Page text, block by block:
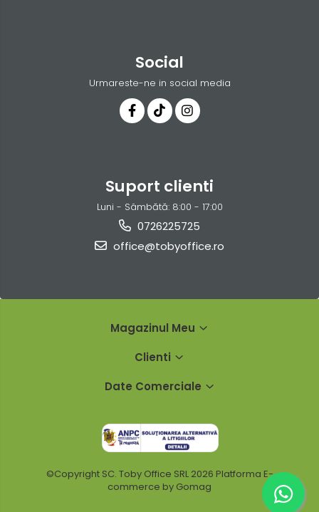
Social
Urmareste-ne in social media
Suport clienti
Luni - Sâmbătă: 8:00 - 17:00
0726225725
office@tobyoffice.ro
Magazinul Meu
Clienti
Date Comerciale
©Copyright SC. Toby Office SRL 2026 Platforma E-
commerce by Gomag